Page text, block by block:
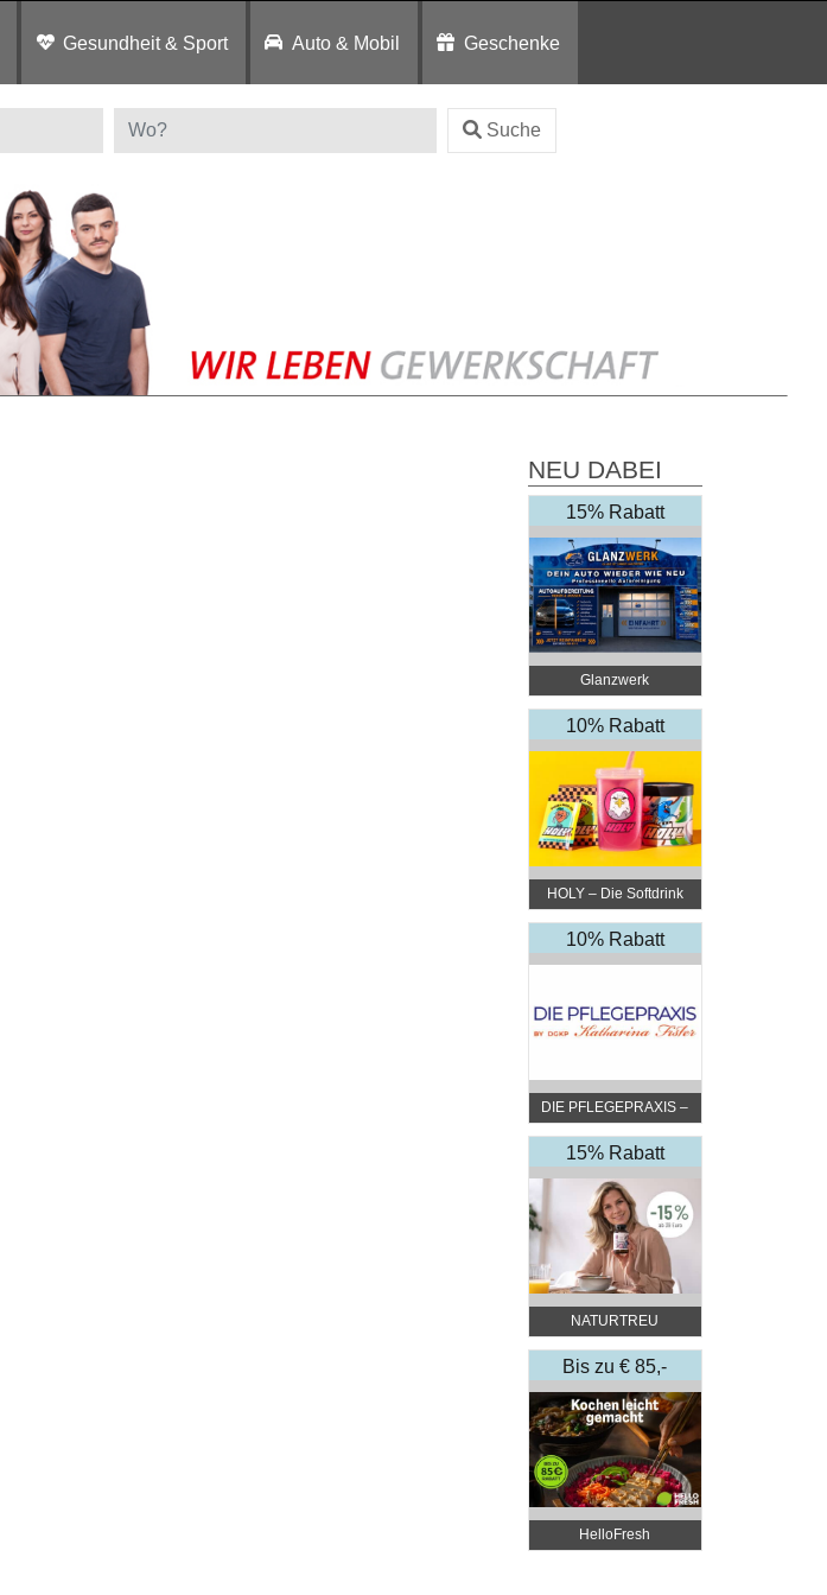
Gesundheit & Sport Auto & Mobil Geschenke
Suche
NEU DABEI
15% Rabatt
Glanzwerk
Autoreinigung
10% Rabatt
HOLY – Die Softdrink
Revolution
10% Rabatt
DIE PFLEGEPRAXIS –
by DGKP Katharina
Fister
15% Rabatt
NATURTREU
Bis zu € 85,-
Rabatt
HelloFresh